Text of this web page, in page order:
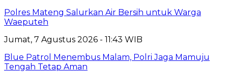
Polres Mateng Salurkan Air Bersih untuk Warga
Waeputeh
Jumat, 7 Agustus 2026 - 11:43 WIB
Blue Patrol Menembus Malam, Polri Jaga Mamuju
Tengah Tetap Aman